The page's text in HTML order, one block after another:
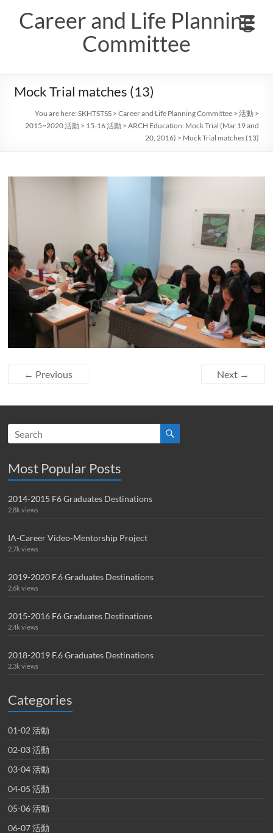
contentCareer and Life Planning
Committee
Mock Trial matches (13)
You are here:SKHTSTSS >Career and Life Planning Committee >活動 >
2015~2020 活動 > 15-16 活動 >ARCH Education: Mock Trial (Mar 19 and
20, 2016) > Mock Trial matches (13)
← Previous Next →
Most Popular Posts
2014-2015 F6 Graduates Destinations
2.8k views
IA-Career Video-Mentorship Project
2.7k views
2019-2020 F.6 Graduates Destinations
2.6k views
2015-2016 F6 Graduates Destinations
2.4k views
2018-2019 F.6 Graduates Destinations
2.3k views
Categories
01-02 活動
02-03 活動
03-04 活動
04-05 活動
05-06 活動
06-07 活動